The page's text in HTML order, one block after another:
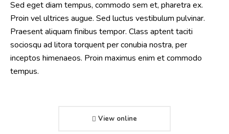
Sed eget diam tempus, commodo sem et, pharetra ex.
Proin vel ultrices augue. Sed luctus vestibulum pulvinar.
Praesent aliquam finibus tempor. Class aptent taciti
sociosqu ad litora torquent per conubia nostra, per
inceptos himenaeos. Proin maximus enim et commodo
tempus.
View online